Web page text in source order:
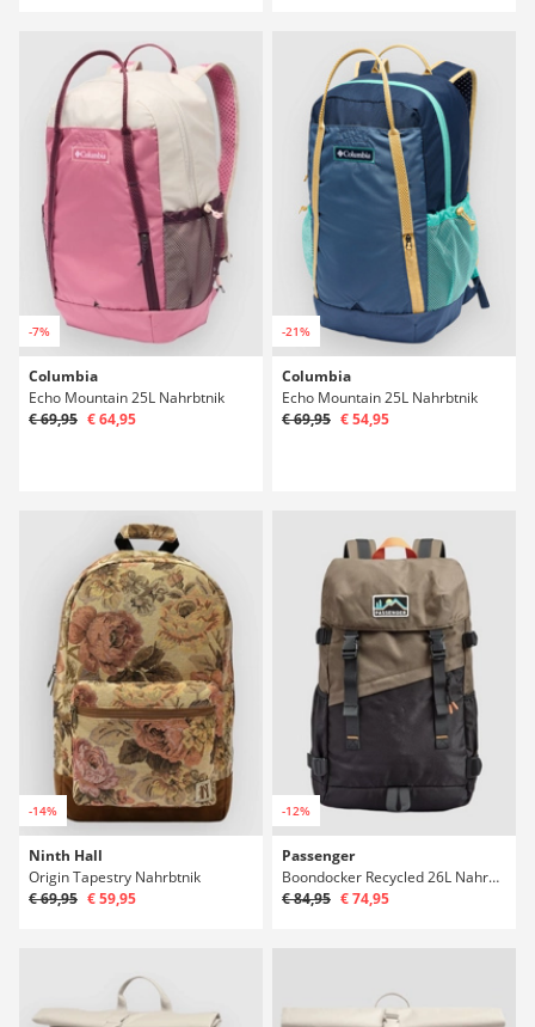
-7%
Columbia
Echo Mountain 25L Nahrbtnik
€ 69,95 € 64,95
-21%
Columbia
Echo Mountain 25L Nahrbtnik
€ 69,95 € 54,95
-14%
Ninth Hall
Origin Tapestry Nahrbtnik
€ 69,95 € 59,95
-12%
Passenger
Boondocker Recycled 26L Nahrbtnik
€ 84,95 € 74,95